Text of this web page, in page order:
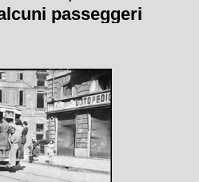
passeggeri
e uno si è
sul finestrino.
Palazzo